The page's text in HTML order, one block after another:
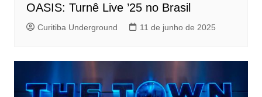
OASIS: Turnê Live ’25 no Brasil
Curitiba Underground 11 de junho de 2025